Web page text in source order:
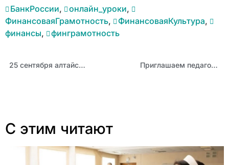
БанкРоссии, онлайн_уроки,
ФинансоваяГрамотность, ФинансоваяКультура,
финансы, финграмотность
25 сентября алтайский педагог проведет урок на конкурсе «Учитель года России» — 2025 Приглашаем педагогов Заринского образовательного округа повысить квалификацию по обучению школьников шахматам
С этим читают